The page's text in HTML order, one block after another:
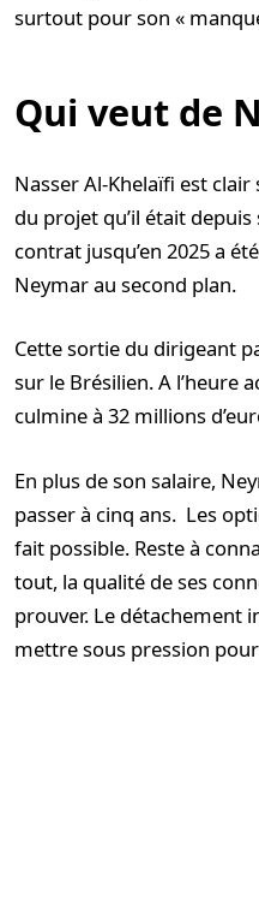
surtout pour son «
Qui veut de
Nasser Al-Khelaïfi est
du projet qu’il était
contrat jusqu’en 2025 a
Neymar au second plan.
Cette sortie du dirigeant
sur le Brésilien. A l’heure
culmine à 32 millions
En plus de son salaire,
passer à cinq ans. Les
fait possible. Reste à
tout, la qualité de ses
prouver. Le détachement
mettre sous pression